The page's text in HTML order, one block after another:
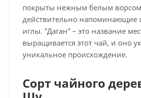
покрыты нежным белым
действительно напоминающие
иглы. "Даган" – это название
выращивается этот чай, и оно
уникальное происхождение.
Сорт чайного